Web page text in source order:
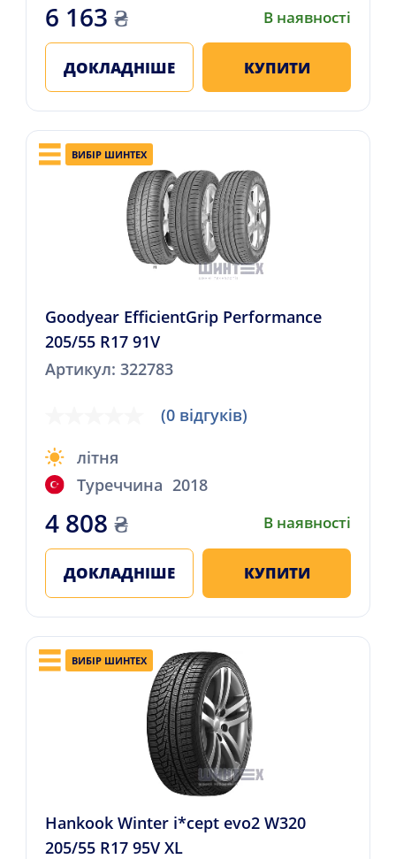
6 163 ₴ В наявності
ДОКЛАДНІШЕ КУПИТИ
ВИБІР ШИНТЕХ
Goodyear EfficientGrip Performance
205/55 R17 91V
Артикул: 322783
(0 відгуків)
літня
Туреччина 2018
4 808 ₴ В наявності
ДОКЛАДНІШЕ КУПИТИ
ВИБІР ШИНТЕХ
Hankook Winter i*cept evo2 W320
205/55 R17 95V XL